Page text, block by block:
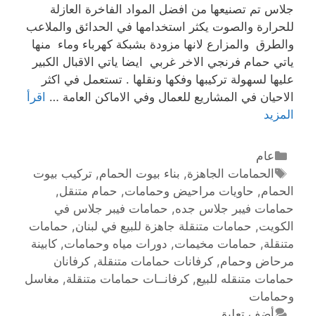
جلاس تم تصنيعها من افضل المواد الفاخرة العازلة
للحرارة والصوت يكثر استخدامها في الحدائق والملاعب
والطرق والمزارع لانها مزودة بشبكة كهرباء وماء منها
ياتي حمام فرنجي الاخر غربي ايضا ياتي الاقبال الكبير
عليها لسهولة تركيبها وفكها ونقلها . تستعمل في اكثر
الاحيان في المشاريع للعمال وفي الاماكن العامة … اقرأ
المزيد
عام
الحمامات الجاهزة, بناء بيوت الحمام, تركيب بيوت
الحمام, حاويات مراحيض وحمامات, حمام متنقل ,
حمامات فيبر جلاس جده, حمامات فيبر جلاس في
الكويت, حمامات متنقلة جاهزة للبيع في لبنان, حمامات
متنقلة‏, حمامات مخيمات, دورات مياه وحمامات, كابينة
مرحاض وحمام, كرفانات حمامات متنقلة, كرفانان
حمامات متنقله للبيع, كرفانــات حمامات متنقلة, مغاسل
وحمامات